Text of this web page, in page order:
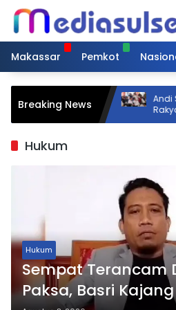
Langsung
konten
Makassar
Pemkot
Breaking News
652
Tersisa 250
Andi
Rakyat di
Hektare
Hukum
Hukum
Sempat Terancam
Paksa, Basri